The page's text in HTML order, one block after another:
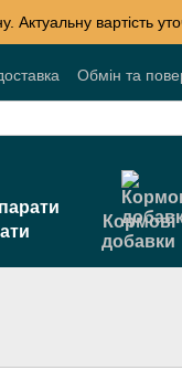
Актуальну вартість
Обмін та
Договір публічної
Кормові
добавки